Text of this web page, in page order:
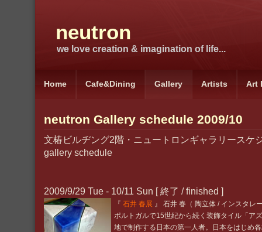
neutron
we love creation & imagination of life...
Home Cafe&Dining Gallery Artists Art
neutron Gallery schedule 2009/10
文椿ビルヂング2階・ニュートロンギャラリースケ
gallery schedule
2009/9/29 Tue - 10/11 Sun [ 終了 / finished ]
『 石井 春展 』 石井 春（ 陶立体 / インスタレ
ポルトガルで15世紀から続く装飾タイル「ア
地で制作する日本の第一人者。日本をはじめ